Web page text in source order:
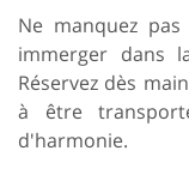
Ne manquez
immerger dans
Réservez dès
à être
d'harmonie.